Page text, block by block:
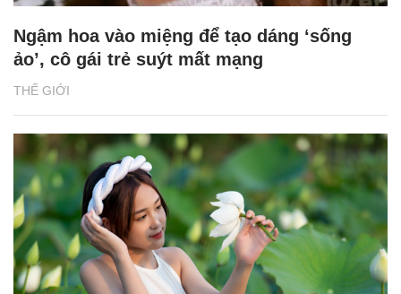
THẾ GIỚI
Ngậm hoa vào miệng để tạo dáng ‘sống
ảo’, cô gái trẻ suýt mất mạng